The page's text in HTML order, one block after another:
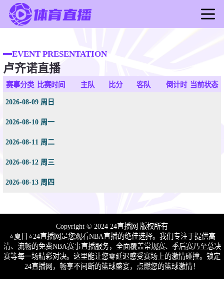
足球直播
篮球直播
足球录像
篮球新闻
EVENT PRESENTATION
卢齐诺直播
赛事分类 比赛时间 主队 比分 客队 倒计时 当前状态
2026-08-09 周日
2026-08-10 周一
2026-08-11 周二
2026-08-12 周三
2026-08-13 周四
Copyright © 2024 24直播网 版权所有
⭐️夏日⭐24直播网是您观看NBA直播的绝佳选择。我们专注于提供高
清、流畅的免费NBA赛事直播服务，全面覆盖常规赛、季后赛乃至总决
赛等每一场精彩对决。这里能让您零延迟感受赛场上的激情碰撞。锁定
24直播网，畅享不间断的篮球盛宴，点燃您的篮球激情！